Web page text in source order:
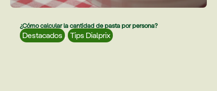
¿Cómo calcular la cantidad de pasta por persona?
Destacados , Tips Dialprix